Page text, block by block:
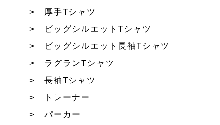
厚手Tシャツ
ビッグシルエットTシャツ
ビッグシルエット長袖Tシャツ
ラグランTシャツ
長袖Tシャツ
トレーナー
パーカー